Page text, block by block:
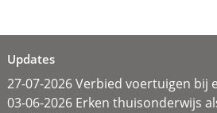
Updates
27-07-2026 Verbied voertuigen bij
03-06-2026 Erken thuisonderwijs